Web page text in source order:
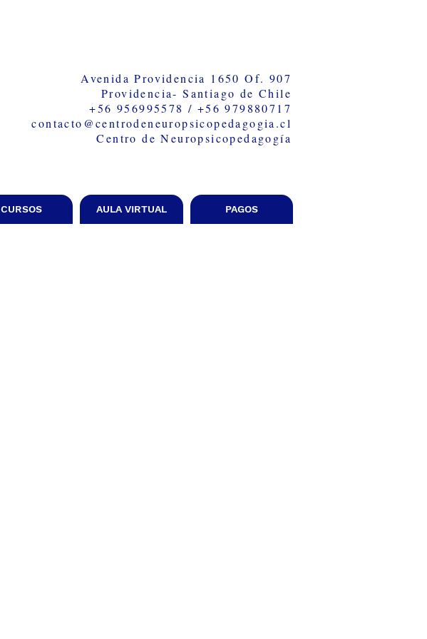
Avenida Providencia 1650 Of. 907
Providencia-Santiago de Chile
+56 956995578 / +56 979880717
contacto@centrodeneuropsicopedagogia.cl
Centro de Neuropsicopedagogía
CURSOS AULA VIRTUAL PAGOS